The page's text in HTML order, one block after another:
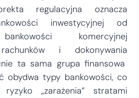
regulacyjna oznacza
inwestycyjnej od
komercyjnej
i dokonywania
ta sama grupa finansowa
obydwa typy bankowości, co
„zarażenia” stratami